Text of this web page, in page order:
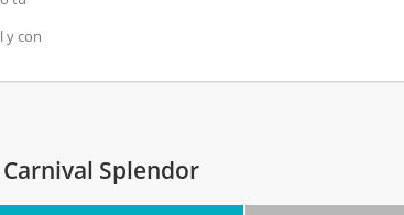
y con
Splendor